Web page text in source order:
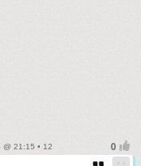
21:15 • 12